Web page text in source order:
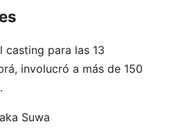
casting para las 13
involucró a más de 150
Suwa